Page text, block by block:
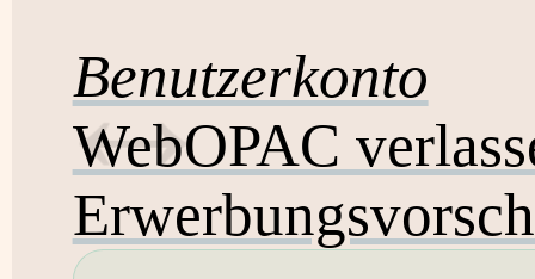
Benutzerkonto
WebOPAC